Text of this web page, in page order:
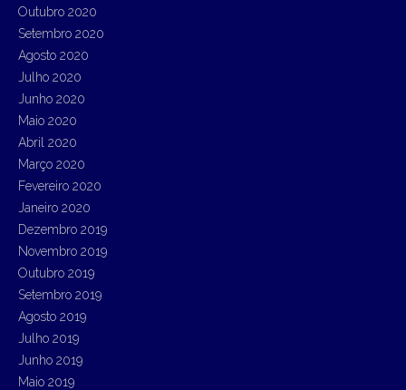
Outubro 2020
Setembro 2020
Agosto 2020
Julho 2020
Junho 2020
Maio 2020
Abril 2020
Março 2020
Fevereiro 2020
Janeiro 2020
Dezembro 2019
Novembro 2019
Outubro 2019
Setembro 2019
Agosto 2019
Julho 2019
Junho 2019
Maio 2019